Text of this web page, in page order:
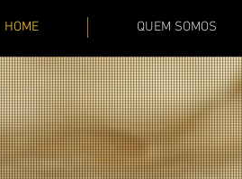
HOME QUEM SOMOS